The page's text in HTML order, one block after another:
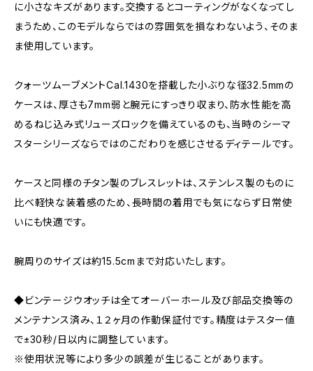
に小さなキズがあります。交換するとコーティングがなくなってし
まうため、このモデルならではの雰囲気を損なわないよう、そのま
ま使用しています。
クォーツムーブメントCal.1430を搭載した小ぶりな径32.5mmの
ケースは、厚さも7mm弱と腕元にすっきり収まり、防水性能を高
めるねじ込み式リューズロックを備えているのも、当時のシーマ
スターシリーズならではのこだわりを感じさせるディテールです。
ケースと同様のチタン製のブレスレットは、ステンレス製のものに
比べ軽快な装着感のため、長時間の着用でも気にならず日常使
いにも快適です。
腕周りのサイズは約15.5cmまで対応いたします。
◆ビンテージウオッチは全てオーバーホール及び部品交換等の
メンテナンス済み、１２ヶ月の作動保証付です。精度はテスター値
で±30秒/日以内に調整しています。
※使用状況等により多少の誤差が生じることがあります。